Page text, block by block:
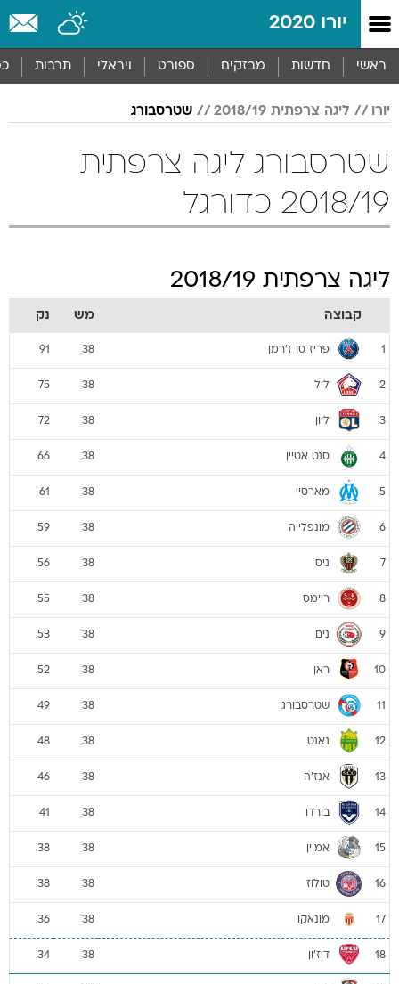
יורו 2020
ראשי חדשות מבזקים ספורט ויראלי תרבות
יורו ליגה צרפתית 2018/19 שטרסבורג
שטרסבורג ליגה צרפתית
2018/19 כדורגל
ליגה צרפתית 2018/19
קבוצה מש נק
1 פריז סן ז'רמן 38
91
2 ליל 38
75
3 ליון 38
72
4 סנט אטיין 38
66
5 מארסיי 38
61
6 מונפלייה 38
59
7 ניס 38
56
8 ריימס 38
55
9 נים 38
53
10 ראן 38
52
11 שטרסבורג 38
49
12 נאנט 38
48
13 אנז'ה 38
46
14 בורדו 38
41
15 אמיין 38
38
16 טולוז 38
38
17 מונאקו 38
36
18 דיז'ון 38
34